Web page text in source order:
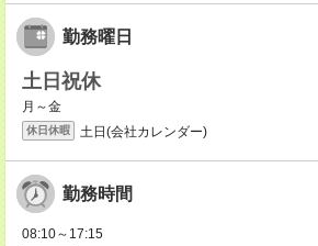
勤務曜日
土日祝休
月～金
休日休暇 土日(会社カレンダー)
勤務時間
08:10～17:15